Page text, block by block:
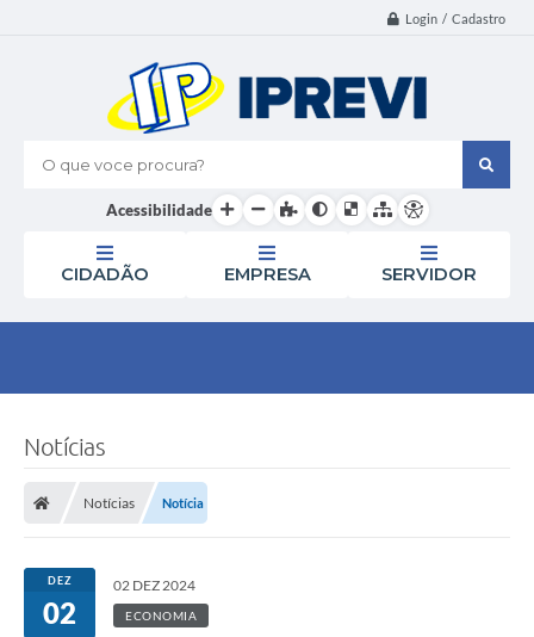
Login / Cadastro
O que voce procura?
Acessibilidade
CIDADÃO EMPRESA SERVIDOR
Notícias
Notícias Notícia
DEZ
02
02 DEZ 2024
ECONOMIA